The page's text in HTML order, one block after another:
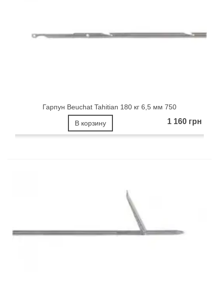
Гарпун Beuchat Tahitian 180 кг 6,5 мм 750
1 160 грн
В корзину